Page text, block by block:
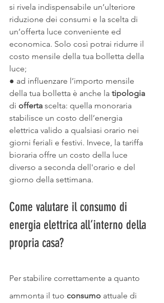
si rivela indispensabile un’ulteriore
riduzione dei consumi e la scelta di
un’offerta luce conveniente ed
economica. Solo così potrai ridurre il
costo mensile della tua bolletta della
luce;
● ad influenzare l’importo mensile
della tua bolletta è anche la tipologia
di offerta scelta: quella monoraria
stabilisce un costo dell’energia
elettrica valido a qualsiasi orario nei
giorni feriali e festivi. Invece, la tariffa
bioraria offre un costo della luce
diverso a seconda dell'orario e del
giorno della settimana.
Come valutare il consumo di
energia elettrica all’interno della
propria casa?
Per stabilire correttamente a quanto
ammonta il tuo consumo attuale di